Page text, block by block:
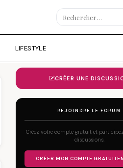
LIFESTYLE
CRÉER UNE
REJOINDRE LE FORUM
Créez votre compte gratuit et
discussions.
CRÉER MON COMPTE